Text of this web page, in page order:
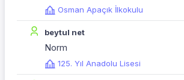
Osman Apaçık İlkokulu
beytul net
Norm
125. Yıl Anadolu Lisesi